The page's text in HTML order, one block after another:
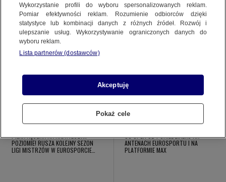
PIŁKA RĘCZNA NA NAJWYŻSZYM
POZIOMIE! RUSZA KOLEJNY SEZON
LIGI MISTRZÓW W EUROSPORCIE…
US OPEN OD PONIEDZIAŁKU NA
ANTENACH EUROSPORTU I NA
PLATFORMIE MAX
Wykorzystanie profili do wyboru spersonalizowanych reklam.
Pomiar efektywności reklam. Rozumienie odbiorców dzięki
statystyce lub kombinacji danych z różnych źródeł. Rozwój i
ulepszanie usług. Wykorzystywanie ograniczonych danych do
wyboru reklam.
Lista partnerów (dostawców)
Akceptuję
Pokaż cele